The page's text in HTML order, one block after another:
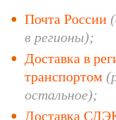
Почта России
в регионы);
Доставка в
транспортом
остальное);
Доставка